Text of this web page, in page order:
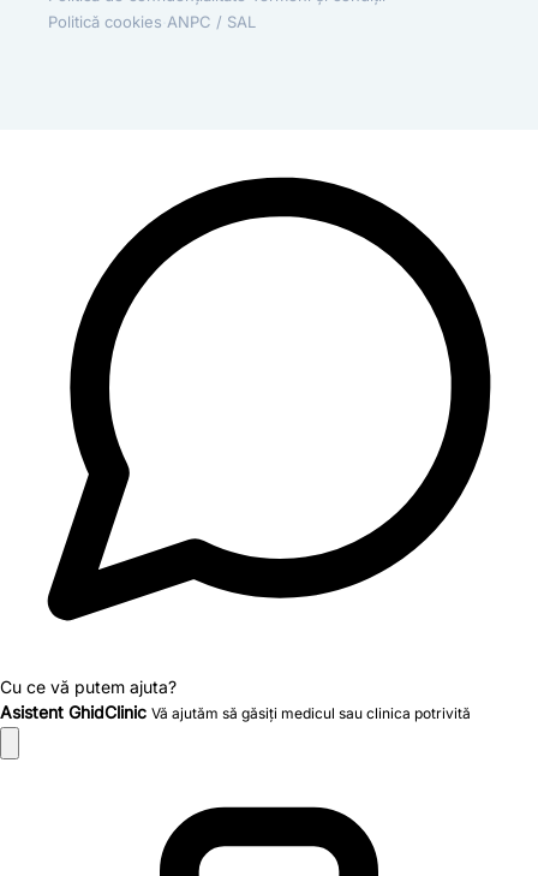
Politică cookies ANPC / SAL
Cu ce vă putem ajuta?
Asistent GhidClinic Vă ajutăm să găsiți medicul sau clinica potrivită